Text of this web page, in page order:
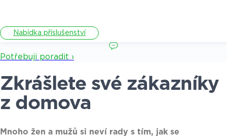
Nabídka příslušenství
Potřebuji poradit ›
Zkrášlete své zákazníky
z domova
Mnoho žen a mužů si neví rady s tím, jak se